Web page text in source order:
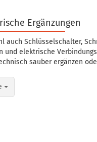
Ergänzungen
Schlüsselschalter,
und elektrische
sauber ergänzen